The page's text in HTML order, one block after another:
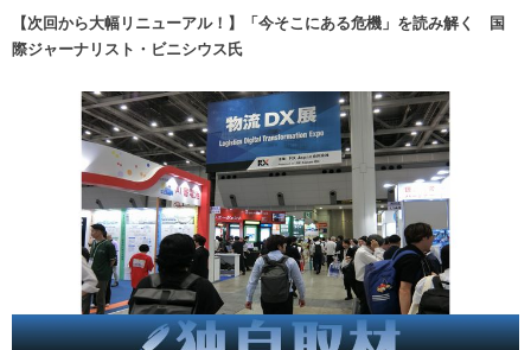
【次回から大幅リニューアル！】「今そこにある危機」を読み解く 国
際ジャーナリスト・ビニシウス氏